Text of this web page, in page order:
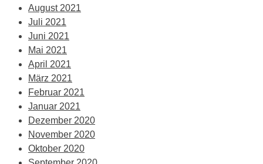
August 2021
Juli 2021
Juni 2021
Mai 2021
April 2021
März 2021
Februar 2021
Januar 2021
Dezember 2020
November 2020
Oktober 2020